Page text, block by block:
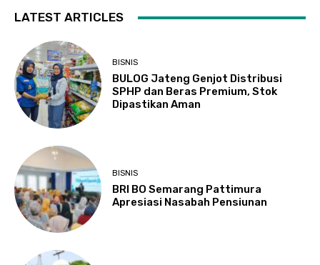
LATEST ARTICLES
BISNIS
BULOG Jateng Genjot Distribusi
SPHP dan Beras Premium, Stok
Dipastikan Aman
BISNIS
BRI BO Semarang Pattimura
Apresiasi Nasabah Pensiunan